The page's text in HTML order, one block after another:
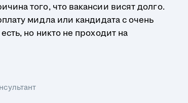
того, что вакансии висят долго.
мидла или кандидата с очень
но никто не проходит на